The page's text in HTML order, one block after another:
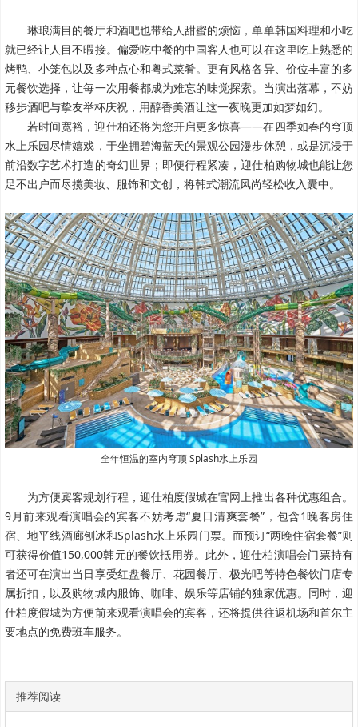
琳琅满目的餐厅和酒吧也带给人甜蜜的烦恼，单单韩国料理和小吃
就已经让人目不暇接。偏爱吃中餐的中国客人也可以在这里吃上熟悉的
烤鸭、小笼包以及多种点心和粤式菜肴。更有风格各异、价位丰富的多
元餐饮选择，让每一次用餐都成为难忘的味觉探索。当演出落幕，不妨
移步酒吧与挚友举杯庆祝，用醇香美酒让这一夜晚更加如梦如幻。
若时间宽裕，迎仕柏还将为您开启更多惊喜——在四季如春的穹顶
水上乐园尽情嬉戏，于坐拥碧海蓝天的景观公园漫步休憩，或是沉浸于
前沿数字艺术打造的奇幻世界；即便行程紧凑，迎仕柏购物城也能让您
足不出户而尽揽美妆、服饰和文创，将韩式潮流风尚轻松收入囊中。
全年恒温的室内穹顶 Splash水上乐园
为方便宾客规划行程，迎仕柏度假城在官网上推出各种优惠组合。
9月前来观看演唱会的宾客不妨考虑“夏日清爽套餐”，包含1晚客房住
宿、地平线酒廊刨冰和Splash水上乐园门票。而预订“两晚住宿套餐”则
可获得价值150,000韩元的餐饮抵用券。此外，迎仕柏演唱会门票持有
者还可在演出当日享受红盘餐厅、花园餐厅、极光吧等特色餐饮门店专
属折扣，以及购物城内服饰、咖啡、娱乐等店铺的独家优惠。同时，迎
仕柏度假城为方便前来观看演唱会的宾客，还将提供往返机场和首尔主
要地点的免费班车服务。
推荐阅读